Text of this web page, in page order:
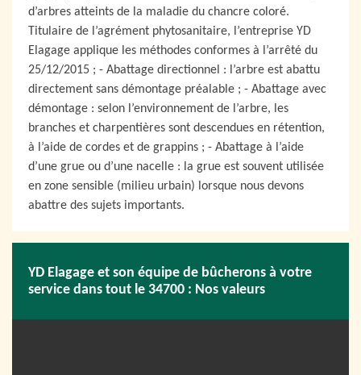
d’arbres atteints de la maladie du chancre coloré.
Titulaire de l’agrément phytosanitaire, l’entreprise YD
Elagage applique les méthodes conformes à l’arrêté du
25/12/2015 ; - Abattage directionnel : l’arbre est abattu
directement sans démontage préalable ; - Abattage avec
démontage : selon l’environnement de l’arbre, les
branches et charpentières sont descendues en rétention,
à l’aide de cordes et de grappins ; - Abattage à l’aide
d’une grue ou d’une nacelle : la grue est souvent utilisée
en zone sensible (milieu urbain) lorsque nous devons
abattre des sujets importants.
YD Elagage et son équipe de bûcherons à votre
service dans tout le 34700 : Nos valeurs